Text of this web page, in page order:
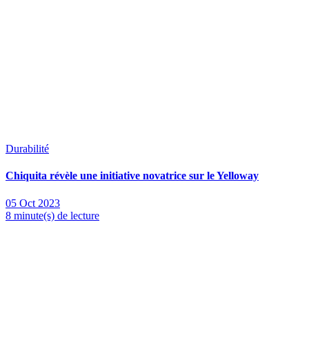
Durabilité
Chiquita révèle une initiative novatrice sur le Yelloway
05 Oct 2023
8 minute(s) de lecture